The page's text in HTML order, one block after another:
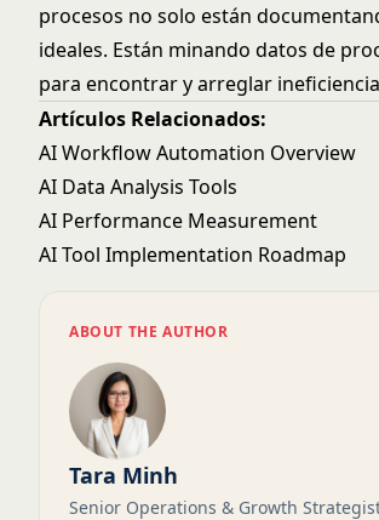
procesos no solo están
ideales. Están minando datos de
para encontrar y arreglar
Artículos Relacionados:
AI Workflow Automation Overview
AI Data Analysis Tools
AI Performance Measurement
AI Tool Implementation Roadmap
ABOUT THE AUTHOR
Tara Minh
Senior Operations & Growth